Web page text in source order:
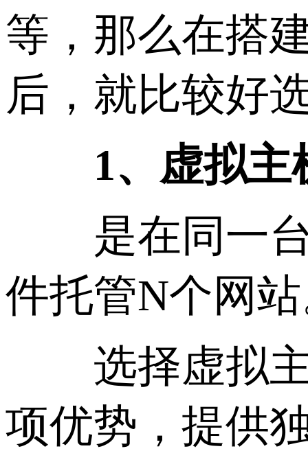
等，那么在搭
后，就比较好
1、虚拟主
是在同一台
件托管N个网
选择虚拟主
项优势，提供